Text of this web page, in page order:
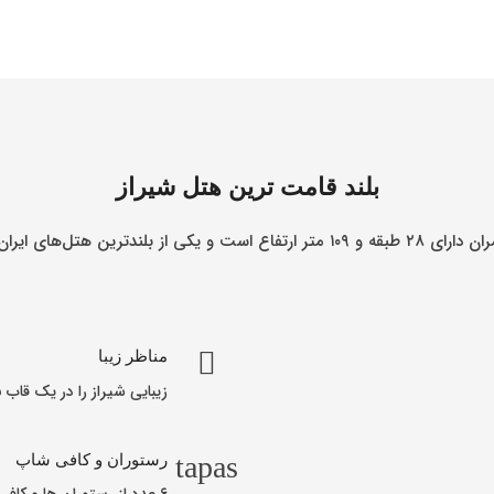
بلند قامت ترین هتل شیراز
است و یکی از بلندترین هتل‌های ایران است.
مناظر زیبا
زیبایی شیراز را در یک قاب
tapas رستوران و کافی شاپ